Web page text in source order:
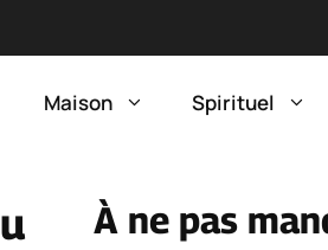
Maison Spirituel
À ne pas